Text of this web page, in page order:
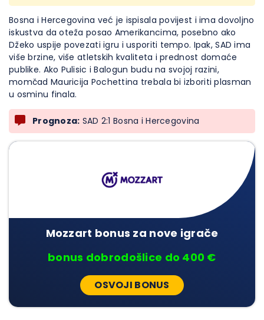
Bosna i Hercegovina već je ispisala povijest i ima dovoljno
iskustva da oteža posao Amerikancima, posebno ako
Džeko uspije povezati igru i usporiti tempo. Ipak, SAD ima
više brzine, više atletskih kvaliteta i prednost domaće
publike. Ako Pulisic i Balogun budu na svojoj razini,
momčad Mauricija Pochettina trebala bi izboriti plasman
u osminu finala.
Prognoza: SAD 2:1 Bosna i Hercegovina
Mozzart bonus za nove igrače
bonus dobrodošlice do 400 €
OSVOJI BONUS